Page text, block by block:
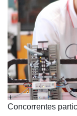
​Concorrentes